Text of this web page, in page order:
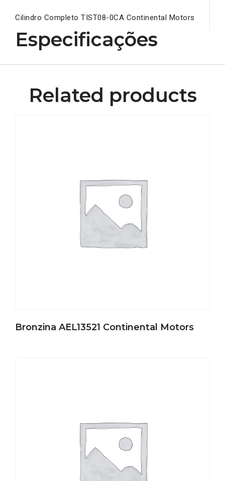
Cilindro Completo TIST08-0CA Continental Motors
Especificações
Related products
Bronzina AEL13521 Continental Motors